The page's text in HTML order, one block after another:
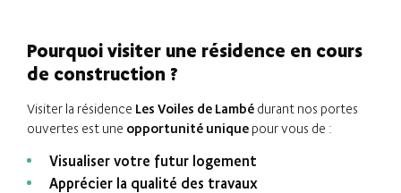
Pourquoi visiter une résidence en cours
de construction ?
Visiter la résidence Les Voiles de Lambé durant nos portes
ouvertes est une opportunité unique pour vous de :
Visualiser votre futur logement
Apprécier la qualité des travaux